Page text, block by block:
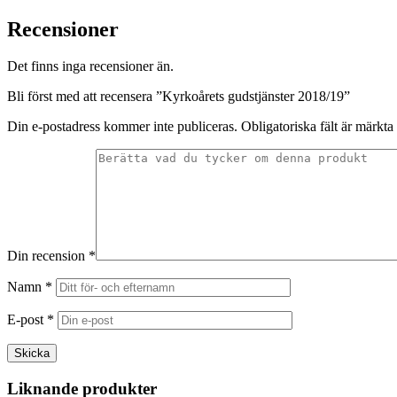
Recensioner
Det finns inga recensioner än.
Bli först med att recensera ”Kyrkoårets gudstjänster 2018/19”
Din e-postadress kommer inte publiceras. Obligatoriska fält är märkta
Din recension *
Namn *
E-post *
Liknande produkter